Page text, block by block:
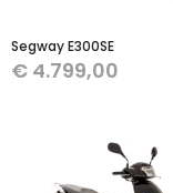
Segway E300SE
€ 4.799,00